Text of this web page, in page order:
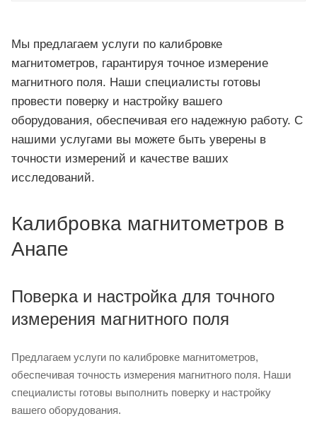
Мы предлагаем услуги по калибровке
магнитометров, гарантируя точное измерение
магнитного поля. Наши специалисты готовы
провести поверку и настройку вашего
оборудования, обеспечивая его надежную работу. С
нашими услугами вы можете быть уверены в
точности измерений и качестве ваших
исследований.
Калибровка магнитометров в
Анапе
Поверка и настройка для точного
измерения магнитного поля
Предлагаем услуги по калибровке магнитометров,
обеспечивая точность измерения магнитного поля. Наши
специалисты готовы выполнить поверку и настройку
вашего оборудования.